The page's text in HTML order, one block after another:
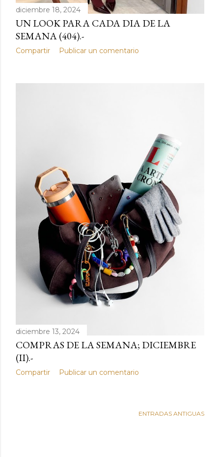
diciembre 18, 2024
UN LOOK PARA CADA DIA DE LA
SEMANA (404).-
Compartir Publicar un comentario
diciembre 13, 2024
COMPRAS DE LA SEMANA; DICIEMBRE
(II).-
Compartir Publicar un comentario
ENTRADAS ANTIGUAS